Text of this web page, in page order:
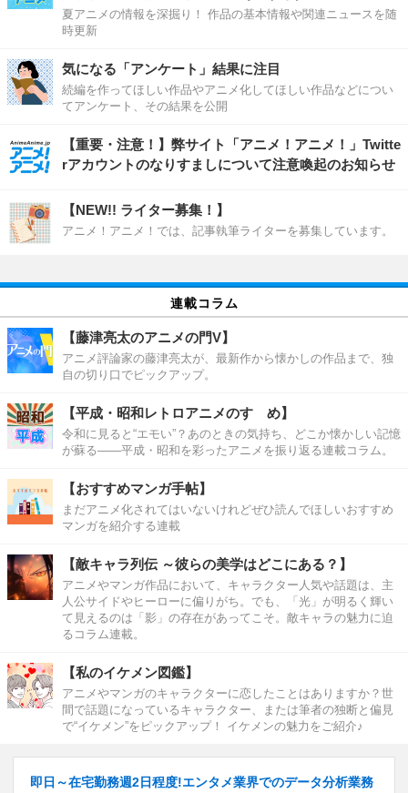
夏アニメの情報を深掘り！ 作品の基本情報や関連ニュースを随
時更新
気になる「アンケート」結果に注目
続編を作ってほしい作品やアニメ化してほしい作品などについ
てアンケート、その結果を公開
【重要・注意！】弊サイト「アニメ！アニメ！」Twitte
rアカウントのなりすましについて注意喚起のお知らせ
【NEW!! ライター募集！】
アニメ！アニメ！では、記事執筆ライターを募集しています。
連載コラム
【藤津亮太のアニメの門V】
アニメ評論家の藤津亮太が、最新作から懐かしの作品まで、独
自の切り口でピックアップ。
【平成・昭和レトロアニメのすゝめ】
令和に見ると“エモい”？あのときの気持ち、どこか懐かしい記憶
が蘇る――平成・昭和を彩ったアニメを振り返る連載コラム。
【おすすめマンガ手帖】
まだアニメ化されてはいないけれどぜひ読んでほしいおすすめ
マンガを紹介する連載
【敵キャラ列伝 ～彼らの美学はどこにある？】
アニメやマンガ作品において、キャラクター人気や話題は、主
人公サイドやヒーローに偏りがち。でも、「光」が明るく輝い
て見えるのは「影」の存在があってこそ。敵キャラの魅力に迫
るコラム連載。
【私のイケメン図鑑】
アニメやマンガのキャラクターに恋したことはありますか？世
間で話題になっているキャラクター、または筆者の独断と偏見
で“イケメン”をピックアップ！ イケメンの魅力をご紹介♪
即日～在宅勤務週2日程度!エンタメ業界でのデータ分析業務